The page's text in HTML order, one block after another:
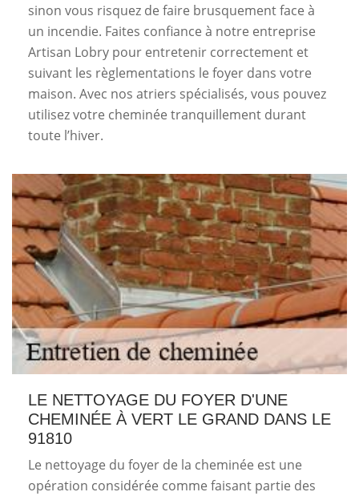
sinon vous risquez de faire brusquement face à
un incendie. Faites confiance à notre entreprise
Artisan Lobry pour entretenir correctement et
suivant les règlementations le foyer dans votre
maison. Avec nos atriers spécialisés, vous pouvez
utilisez votre cheminée tranquillement durant
toute l’hiver.
LE NETTOYAGE DU FOYER D'UNE
CHEMINÉE À VERT LE GRAND DANS LE
91810
Le nettoyage du foyer de la cheminée est une
opération considérée comme faisant partie des